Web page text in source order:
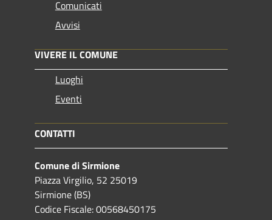
Comunicati
Avvisi
VIVERE IL COMUNE
Luoghi
Eventi
CONTATTI
Comune di Sirmione
Piazza Virgilio, 52 25019
Sirmione (BS)
Codice Fiscale: 00568450175